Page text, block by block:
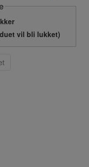
vil bli lukket)